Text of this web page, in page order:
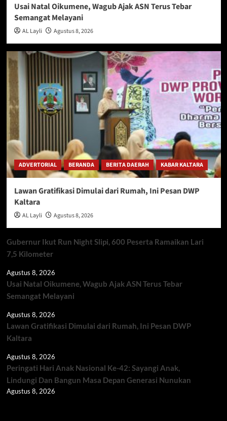
Usai Natal Oikumene, Wagub Ajak ASN Terus Tebar
Semangat Melayani
AL Layli Agustus 8, 2026
ADVERTORIAL BERANDA BERITA DAERAH KABAR KALTARA
Lawan Gratifikasi Dimulai dari Rumah, Ini Pesan DWP
Kaltara
AL Layli Agustus 8, 2026
Gubernur Ikut Run Night Slipi, 600 Peserta Ramaikan Lari
7,5 Kilometer
Agustus 8, 2026
Usai Natal Oikumene, Wagub Ajak ASN Terus Tebar
Semangat Melayani
Agustus 8, 2026
Lawan Gratifikasi Dimulai dari Rumah, Ini Pesan DWP
Kaltara
Agustus 8, 2026
Peringati Hari Anak Nasional Ke-42: Sayangi Anak,
Lindungi Dan Bangun Masa Depan Generasi Nunukan
Agustus 8, 2026